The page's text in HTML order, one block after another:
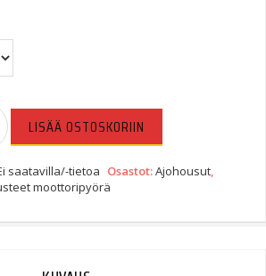
LISÄÄ OSTOSKORIIN
saatavilla/-tietoa Osastot:Ajohousut,
moottoripyörä